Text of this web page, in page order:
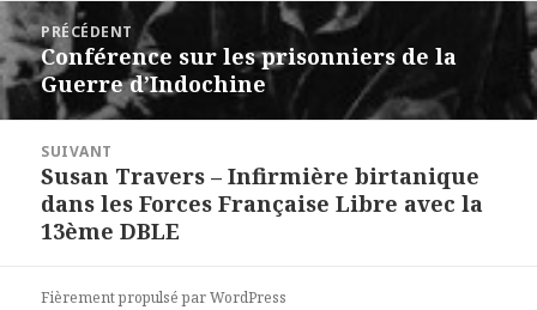
Navigation
de
l’article
PRÉCÉDENT
Article
précédent :
Conférence sur les prisonniers de la
Guerre d’Indochine
SUIVANT
Article
suivant :
Susan Travers – Infirmière birtanique
dans les Forces Française Libre avec la
13ème DBLE
Fièrement propulsé par WordPress